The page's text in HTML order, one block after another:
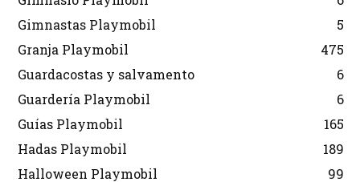
Gimnastas Playmobil
5
Granja Playmobil
475
Guardacostas y salvamento
6
Guardería Playmobil
6
Guías Playmobil
165
Hadas Playmobil
189
Halloween Playmobil
99